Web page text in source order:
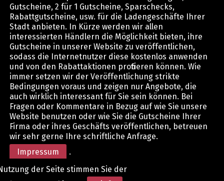
Gutscheine, 2 für 1 Gutscheine, Sparschecks,
Rabattgutscheine, usw. für die Ladengeschäfte Ihrer
Stadt anbieten. In Kürze werden wir allen
interessierten Händlern die Möglichkeit bieten, ihre
Gutscheine in unserer Website zu veröffentlichen,
sodass die Internetnutzer diese kostenlos anwenden
und von den Rabattaktionen profitieren können. Wie
immer setzen wir der Veröffentlichung strikte
Bedingungen voraus und zeigen nur Angebote, die
auch wirklich interessant für Sie sein können. Bei
Fragen oder Kommentare in Bezug auf wie Sie unsere
Website benutzen oder wie Sie die Gutscheine Ihrer
Firma oder ihres Geschäfts veröffentlichen, betreuen
wir sehr gerne Ihre schriftliche Anfrage.
Impressum
.
der Seite stimmen Sie der